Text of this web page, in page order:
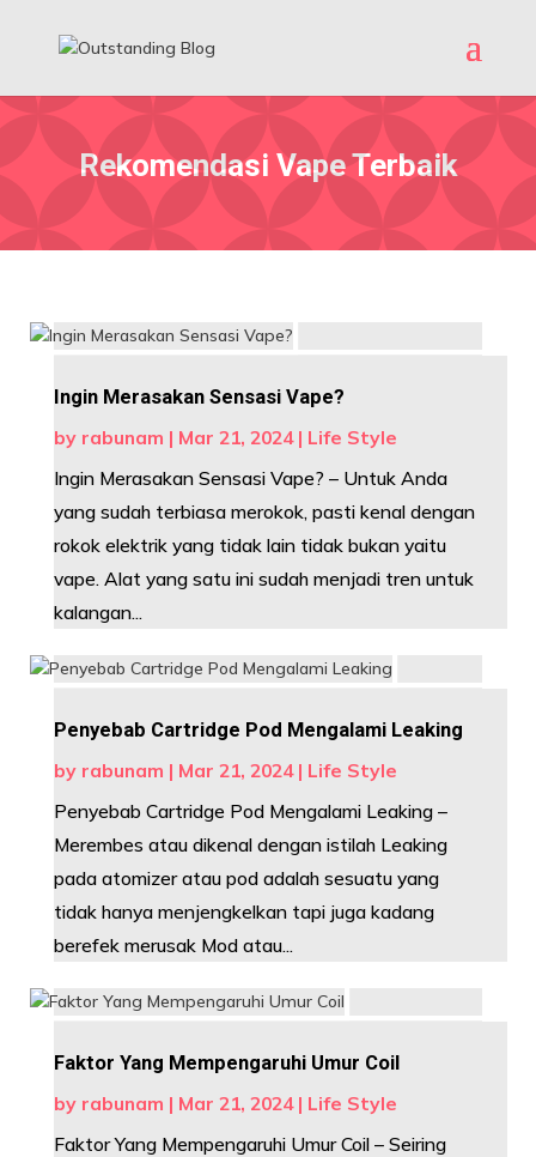
Rekomendasi Vape Terbaik
Ingin Merasakan Sensasi Vape?
by rabunam | Mar 21, 2024| Life Style
Ingin Merasakan Sensasi Vape? – Untuk Anda
yang sudah terbiasa merokok, pasti kenal dengan
rokok elektrik yang tidak lain tidak bukan yaitu
vape. Alat yang satu ini sudah menjadi tren untuk
kalangan...
Penyebab Cartridge Pod Mengalami Leaking
by rabunam | Mar 21, 2024| Life Style
Penyebab Cartridge Pod Mengalami Leaking –
Merembes atau dikenal dengan istilah Leaking
pada atomizer atau pod adalah sesuatu yang
tidak hanya menjengkelkan tapi juga kadang
berefek merusak Mod atau...
Faktor Yang Mempengaruhi Umur Coil
by rabunam | Mar 21, 2024| Life Style
Faktor Yang Mempengaruhi Umur Coil – Seiring